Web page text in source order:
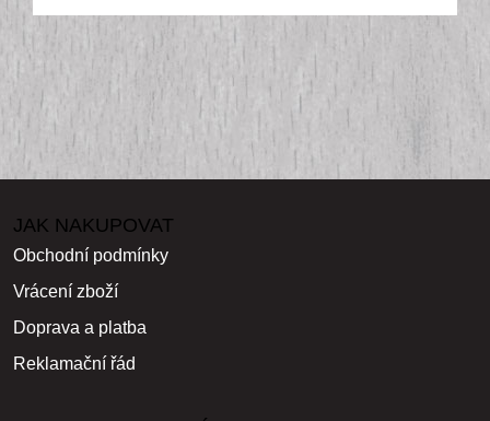
JAK NAKUPOVAT
Obchodní podmínky
Vrácení zboží
Doprava a platba
Reklamační řád